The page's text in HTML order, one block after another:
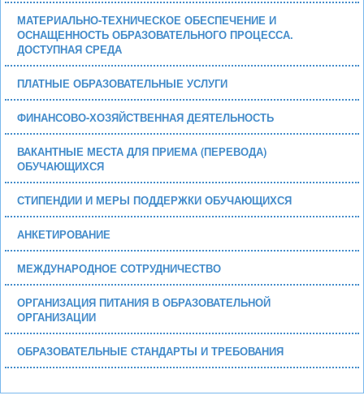
МАТЕРИАЛЬНО-ТЕХНИЧЕСКОЕ ОБЕСПЕЧЕНИЕ И
ОСНАЩЕННОСТЬ ОБРАЗОВАТЕЛЬНОГО ПРОЦЕССА.
ДОСТУПНАЯ СРЕДА
ПЛАТНЫЕ ОБРАЗОВАТЕЛЬНЫЕ УСЛУГИ
ФИНАНСОВО-ХОЗЯЙСТВЕННАЯ ДЕЯТЕЛЬНОСТЬ
ВАКАНТНЫЕ МЕСТА ДЛЯ ПРИЕМА (ПЕРЕВОДА)
ОБУЧАЮЩИХСЯ
СТИПЕНДИИ И МЕРЫ ПОДДЕРЖКИ ОБУЧАЮЩИХСЯ
АНКЕТИРОВАНИЕ
МЕЖДУНАРОДНОЕ СОТРУДНИЧЕСТВО
ОРГАНИЗАЦИЯ ПИТАНИЯ В ОБРАЗОВАТЕЛЬНОЙ
ОРГАНИЗАЦИИ
ОБРАЗОВАТЕЛЬНЫЕ СТАНДАРТЫ И ТРЕБОВАНИЯ